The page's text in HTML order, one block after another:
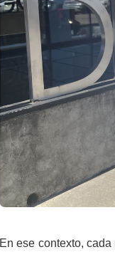
En ese contexto,